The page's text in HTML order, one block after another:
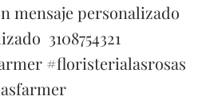
mensaje personalizado
3108754321
#floristerialasrosas